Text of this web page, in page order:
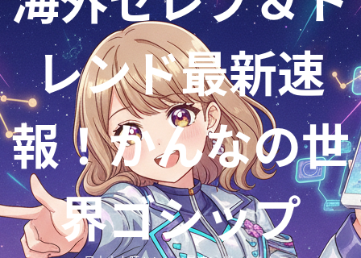
レンド最新速
報！かんなの世
界ゴシップ